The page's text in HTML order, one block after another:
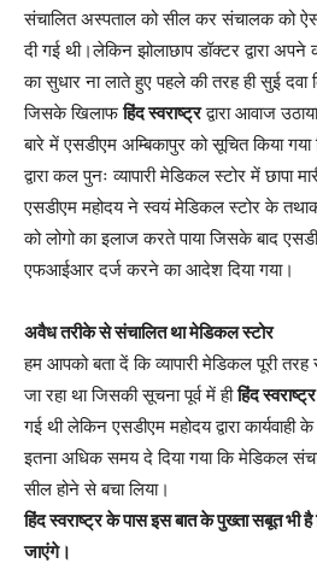
संचालित अस्पताल को सील कर संचालक को
दी गई थी।लेकिन झोलाछाप डॉक्टर द्वारा अपने
का सुधार ना लाते हुए पहले की तरह ही सुई दवा
जिसके खिलाफहिंद स्वराष्ट्रद्वारा आवाज
बारे में एसडीएम अम्बिकापुर को सूचित किया
द्वारा कल पुनः व्यापारी मेडिकल स्टोर में छापा
एसडीएम महोदय ने स्वयं मेडिकल स्टोर के
को लोगो का इलाज करते पाया जिसके बाद
एफआईआर दर्ज करने का आदेश दिया गया।
अवैध तरीके से संचालित था मेडिकल स्टोर
हम आपको बता दें कि व्यापारी मेडिकल पूरी
जा रहा था जिसकी सूचना पूर्व में हीहिंद स्वराष्ट्र
गई थी लेकिन एसडीएम महोदय द्वारा
इतना अधिक समय दे दिया गया कि मेडिकल
सील होने से बचा लिया।
हिंद स्वराष्ट्र के पास इस बात के पुख्ता सबूत
जाएंगे।